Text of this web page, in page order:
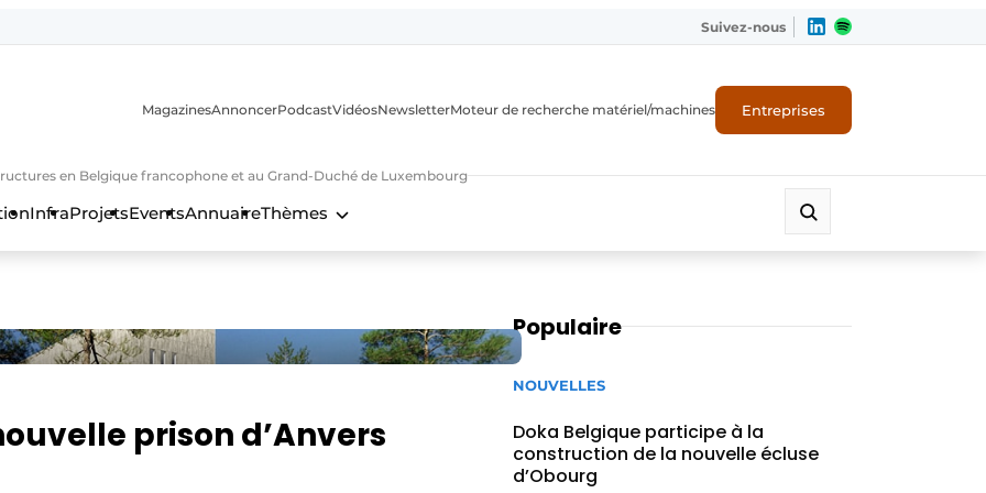
Suivez-nous
en Belgique francophone et au Grand-Duché de Luxembourg
MagazinesAnnoncerPodcastVidéosNewsletterMoteur de recherche matériel/machines Entreprises
InfraProjetsEventsAnnuaireThèmes
prison d’Anvers
Populaire
NOUVELLES
Doka Belgique participe à la
construction de la nouvelle écluse
d’Obourg